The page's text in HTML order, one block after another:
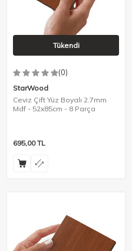
Tükendi
(0)
StarWood
Ceviz Çift Yüz Boyalı 2.7mm
Mdf - 52x85cm - 8 Parça
695,00TL